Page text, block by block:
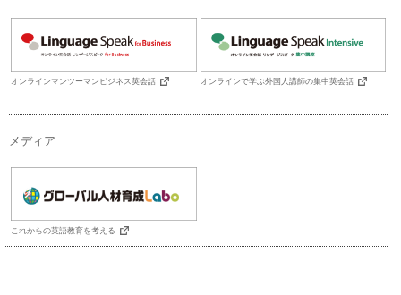
オンラインマンツーマンビジネス英会話 オンラインで学ぶ外国人講師の集中英会話
メディア
これからの英語教育を考える